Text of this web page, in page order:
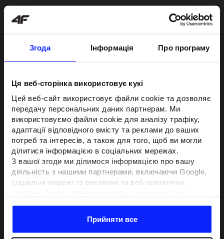
Згода Інформація Про програму
Ця веб-сторінка використовує кукі
Цей веб-сайт використовує файли cookie та дозволяє
передачу персональних даних партнерам. Ми
використовуємо файли cookie для аналізу трафіку,
адаптації відповідного вмісту та реклами до ваших
потреб та інтересів, а також для того, щоб ви могли
ділитися інформацією в соціальних мережах.
З вашої згоди ми ділимося інформацією про вашу
діяльність з нашими партнерами, включаючи Google,
соціальні мережі та рекламні та веб-аналітичні
отримують у результаті використання вами їхніх
послуг.З вашої згоди ми також можемо ділитися
Прийняти все